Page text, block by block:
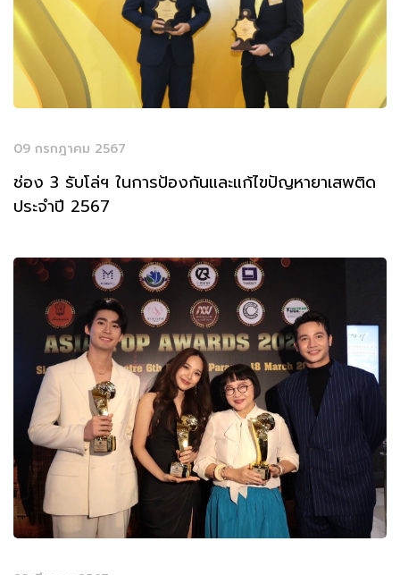
09 กรกฎาคม 2567
ช่อง 3 รับโล่ฯ ในการป้องกันและแก้ไขปัญหายาเสพติด
ประจำปี 2567